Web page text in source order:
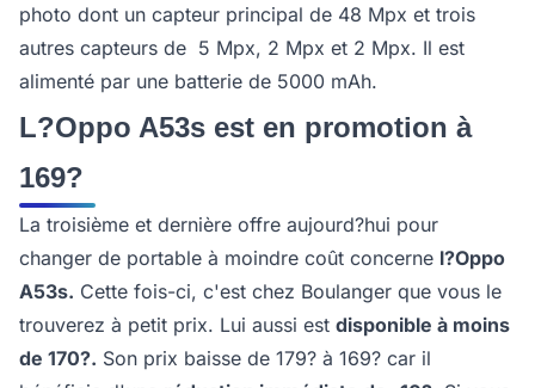
photo dont un capteur principal de 48 Mpx et trois
autres capteurs de 5 Mpx, 2 Mpx et 2 Mpx. Il est
alimenté par une batterie de 5000 mAh.
L?Oppo A53s est en promotion à
169?
La troisième et dernière offre aujourd?hui pour
changer de portable à moindre coût concerne l?Oppo
A53s. Cette fois-ci, c'est chez Boulanger que vous le
trouverez à petit prix. Lui aussi est disponible à moins
de 170?. Son prix baisse de 179? à 169? car il